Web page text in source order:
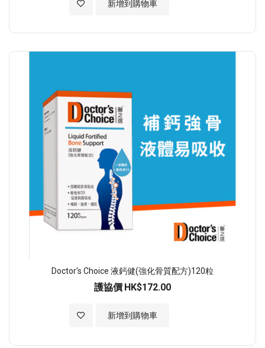
新增到購物車
加入至願望清單
Doctor's Choice 液鈣健(強化骨質配方)120粒
護協價 HK$172.00
新增到購物車
加入至願望清單